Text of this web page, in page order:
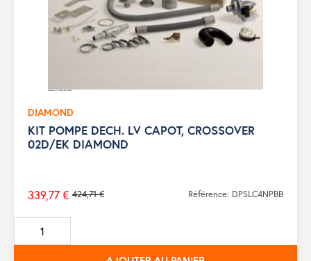
DIAMOND
KIT POMPE DECH. LV CAPOT, CROSSOVER
02D/EK DIAMOND
Prix
de
base
424,71 €
339,77 € Référence: DPSLC4NPBB